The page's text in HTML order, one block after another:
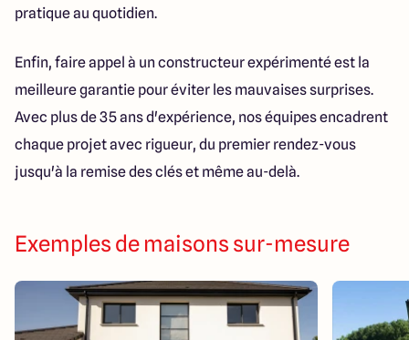
pratique au quotidien.
Enfin, faire appel à un constructeur expérimenté est la
meilleure garantie pour éviter les mauvaises surprises.
Avec plus de 35 ans d'expérience, nos équipes encadrent
chaque projet avec rigueur, du premier rendez-vous
jusqu'à la remise des clés et même au-delà.
Exemples de maisons sur-mesure